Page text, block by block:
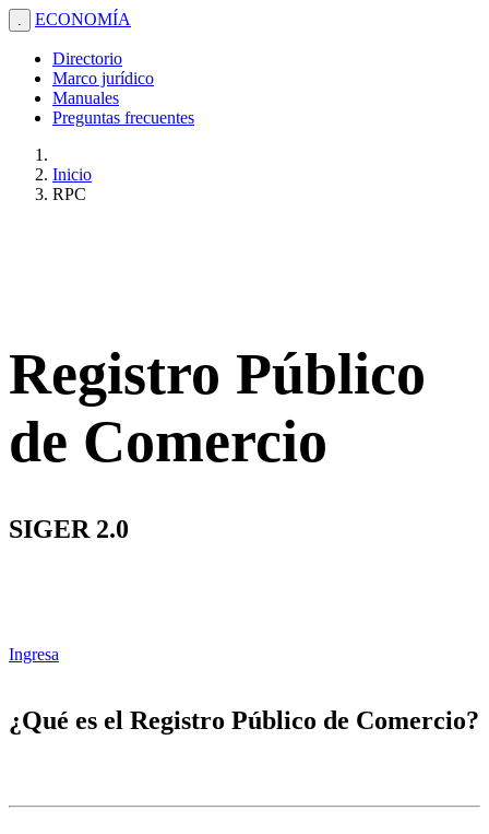
. ECONOMÍA
Directorio
Marco jurídico
Manuales
Preguntas frecuentes
Inicio
RPC
Registro Público
de Comercio
SIGER 2.0
Ingresa
¿Qué es el Registro Público de Comercio?